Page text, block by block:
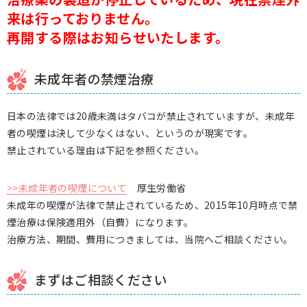
来は行っておりません。
再開する際はお知らせいたします。
未成年者の禁煙治療
日本の法律では20歳未満はタバコが禁止されていますが、未成年
者の喫煙は決して少なくはない、というのが現実です。
禁止されている理由は下記を参照ください。
>>未成年者の喫煙について
厚生労働省
未成年の喫煙が法律で禁止されているため、2015年10月時点で禁
煙治療は保険適用外（自費）になります。
治療方法、期間、費用につきましては、当院へご相談ください。
まずはご相談ください